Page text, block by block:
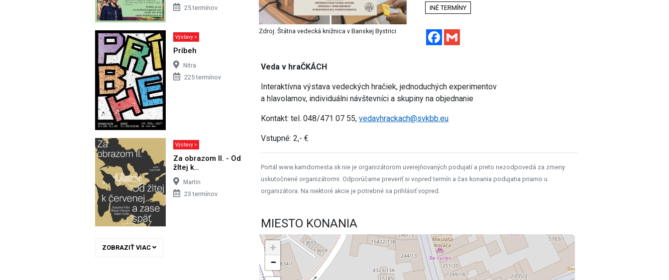
25 termínov
Výstavy >
Príbeh
Nitra
225 termínov
Výstavy >
Za obrazom II. - Od
žltej k…
Martin
23 termínov
ZOBRAZIŤ VIAC
Zdroj: Štátna vedecká knižnica v Banskej Bystrici
INÉ TERMÍNY
Facebook
Veda v hraČKÁCH
Interaktívna výstava vedeckých hračiek, jednoduchých experimentov
a hlavolamov, individuálni návštevníci a skupiny na objednanie
Kontakt: tel. 048/471 07 55,vedavhrackach@svkbb.eu
Vstupné: 2,- €
Portál www.kamdomesta.sk nie je organizátorom uverejňovaných podujatí a preto nezodpovedá za zmeny
uskutočnené organizátormi. Odporúčame preveriť si vopred termín a čas konania podujatia priamo u
organizátora. Na niektoré akcie je potrebné sa prihlásiť vopred.
MIESTO KONANIA
+
−